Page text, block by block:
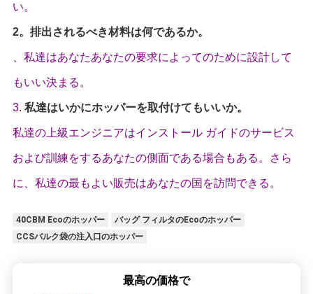
い。
2。排出されるべき材料は何であるか。
、私達はあなたあなたの要求によってのために設計して
もいい決まる。
3. 私達はいかにホッパーを取付けてもいいか。
私達の上級エンジニアはインストール ガイドのサービス
および訓練をするあなたの側面である場合もある。さら
に、私達の最もよい販売はあなたの国を訪問できる。
40CBM Ecoのホッパー
バッグ フィルタのEcoのホッパー
CCSバルク袋の注入口のホッパー
最高の価格で